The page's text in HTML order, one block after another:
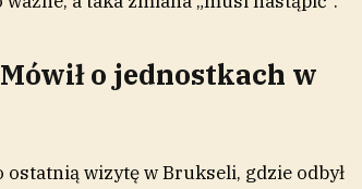
o jednostkach w
ostatnią wizytę w Brukseli, gdzie odbył